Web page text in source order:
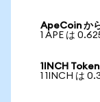
ApeCoin か
1 APE は
1INCH
1 1INCH は